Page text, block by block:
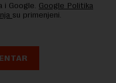
Google. Google Politika
su primenjeni.